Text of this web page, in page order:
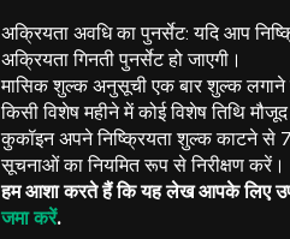
अक्रियता अवधि का पुनर्सेट: यदि आप
अक्रियता गिनती पुनर्सेट हो जाएगी।
मासिक शुल्क अनुसूची एक बार शुल्क लगाने
किसी विशेष महीने में कोई विशेष तिथि
कुकॉइन अपने निष्क्रियता शुल्क काटने से
सूचनाओं का नियमित रूप से निरीक्षण करें।
हम आशा करते हैं कि यह लेख आपके लिए
जमा करें.